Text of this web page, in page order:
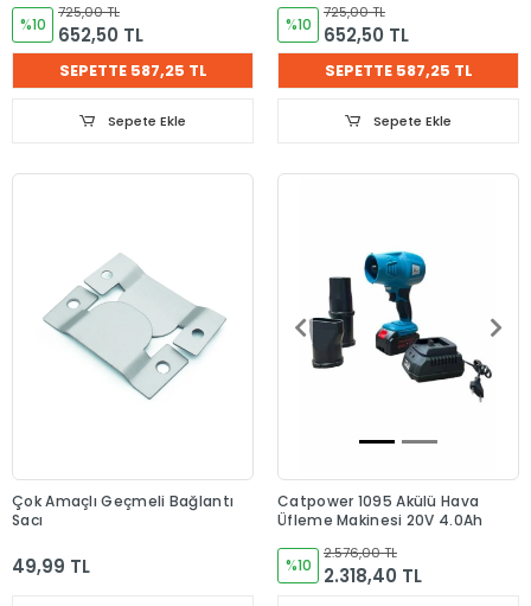
%10
725,00 TL
652,50 TL
SEPETTE 587,25 TL
Sepete Ekle
%10
725,00 TL
652,50 TL
SEPETTE 587,25 TL
Sepete Ekle
Çok Amaçlı Geçmeli Bağlantı
Sacı
49,99 TL
Catpower 1095 Akülü Hava
Üfleme Makinesi 20V 4.0Ah
%10
2.576,00 TL
2.318,40 TL